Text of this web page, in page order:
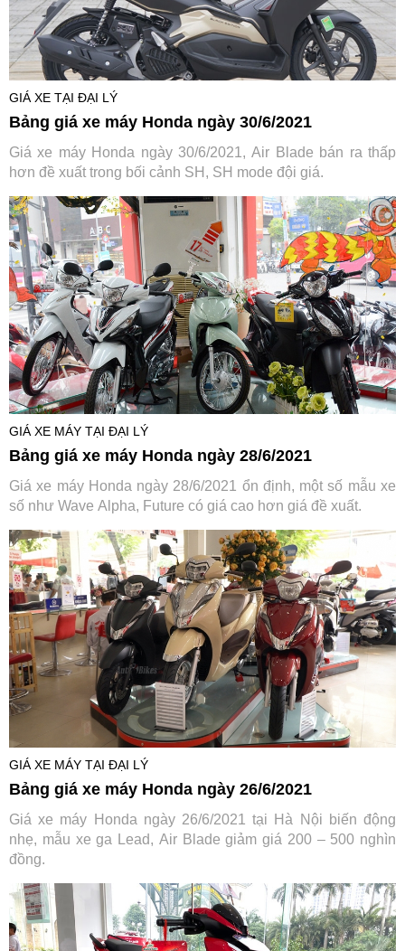
GIÁ XE TẠI ĐẠI LÝ
Bảng giá xe máy Honda ngày 30/6/2021
Giá xe máy Honda ngày 30/6/2021, Air Blade bán ra thấp
hơn đề xuất trong bối cảnh SH, SH mode đội giá.
GIÁ XE MÁY TẠI ĐẠI LÝ
Bảng giá xe máy Honda ngày 28/6/2021
Giá xe máy Honda ngày 28/6/2021 ổn định, một số mẫu xe
số như Wave Alpha, Future có giá cao hơn giá đề xuất.
GIÁ XE MÁY TẠI ĐẠI LÝ
Bảng giá xe máy Honda ngày 26/6/2021
Giá xe máy Honda ngày 26/6/2021 tại Hà Nội biến động
nhẹ, mẫu xe ga Lead, Air Blade giảm giá 200 – 500 nghìn
đồng.